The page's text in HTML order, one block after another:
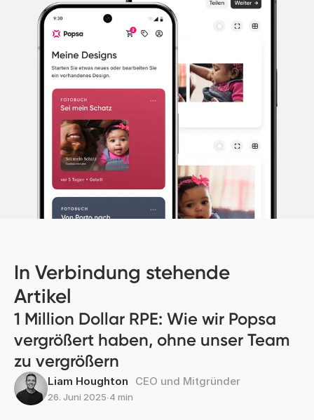
In Verbindung stehende
Artikel
1 Million Dollar RPE: Wie wir Popsa
vergrößert haben, ohne unser Team
zu vergrößern
Liam Houghton CEO und Mitgründer
26. Juni 2025∙4 min